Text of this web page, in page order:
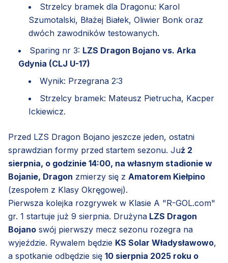
Strzelcy bramek dla Dragonu: Karol
Szumotalski, Błażej Białek, Oliwier Bonk oraz
dwóch zawodników testowanych.
Sparing nr 3: LZS Dragon Bojano vs. Arka
Gdynia (CLJ U-17)
Wynik: Przegrana 2:3
Strzelcy bramek: Mateusz Pietrucha, Kacper
Ickiewicz.
Przed LZS Dragon Bojano jeszcze jeden, ostatni
sprawdzian formy przed startem sezonu. Już 2
sierpnia, o godzinie 14:00, na własnym stadionie w
Bojanie, Dragon zmierzy się z Amatorem Kiełpino
(zespołem z Klasy Okręgowej).
Pierwsza kolejka rozgrywek w Klasie A "R-GOL.com"
gr. 1 startuje już 9 sierpnia. Drużyna LZS Dragon
Bojano swój pierwszy mecz sezonu rozegra na
wyjeździe. Rywalem będzie KS Solar Władysławowo,
a spotkanie odbędzie się 10 sierpnia 2025 roku o